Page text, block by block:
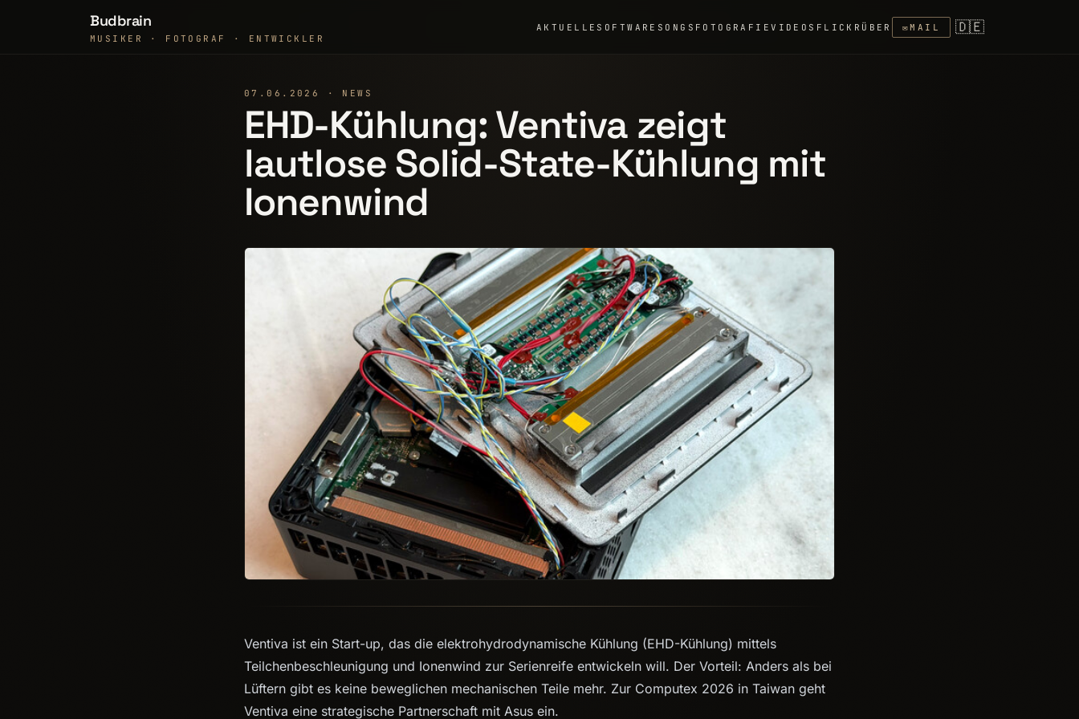
Budbrain
MUSIKER · FOTOGRAF · ENTWICKLER
AKTUELLE SOFTWARE SONGS FOTOGRAFIEVIDEOS FLICKR ÜBER ✉MAIL 🇩🇪
07.06.2026 · NEWS
EHD-Kühlung: Ventiva zeigt
lautlose Solid-State-Kühlung mit
Ionenwind
Ventiva ist ein Start-up, das die elektrohydrodynamische Kühlung (EHD-Kühlung) mittels
Teilchenbeschleunigung und Ionenwind zur Serienreife entwickeln will. Der Vorteil: Anders als bei
Lüftern gibt es keine beweglichen mechanischen Teile mehr. Zur Computex 2026 in Taiwan geht
Ventiva eine strategische Partnerschaft mit Asus ein.